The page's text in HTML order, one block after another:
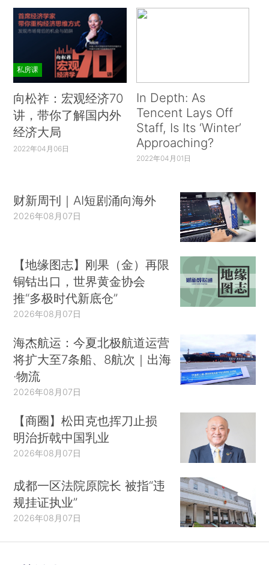
私房课
向松祚：宏观经济70
讲，带你了解国内外
经济大局
2022年04月06日
In Depth: As
Tencent Lays Off
Staff, Is Its ‘Winter’
Approaching?
2022年04月01日
财新周刊｜AI短剧涌向海外
2026年08月07日
【地缘图志】刚果（金）再限
铜钴出口，世界黄金协会
推“多极时代新底仓”
2026年08月07日
海杰航运：今夏北极航道运营
将扩大至7条船、8航次｜出海
·物流
2026年08月07日
【商圈】松田克也挥刀止损
明治折戟中国乳业
2026年08月07日
成都一区法院原院长 被指“违
规挂证执业”
2026年08月07日